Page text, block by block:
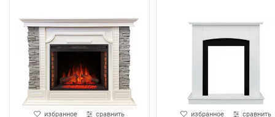
избранное сравнить избранное сравнить